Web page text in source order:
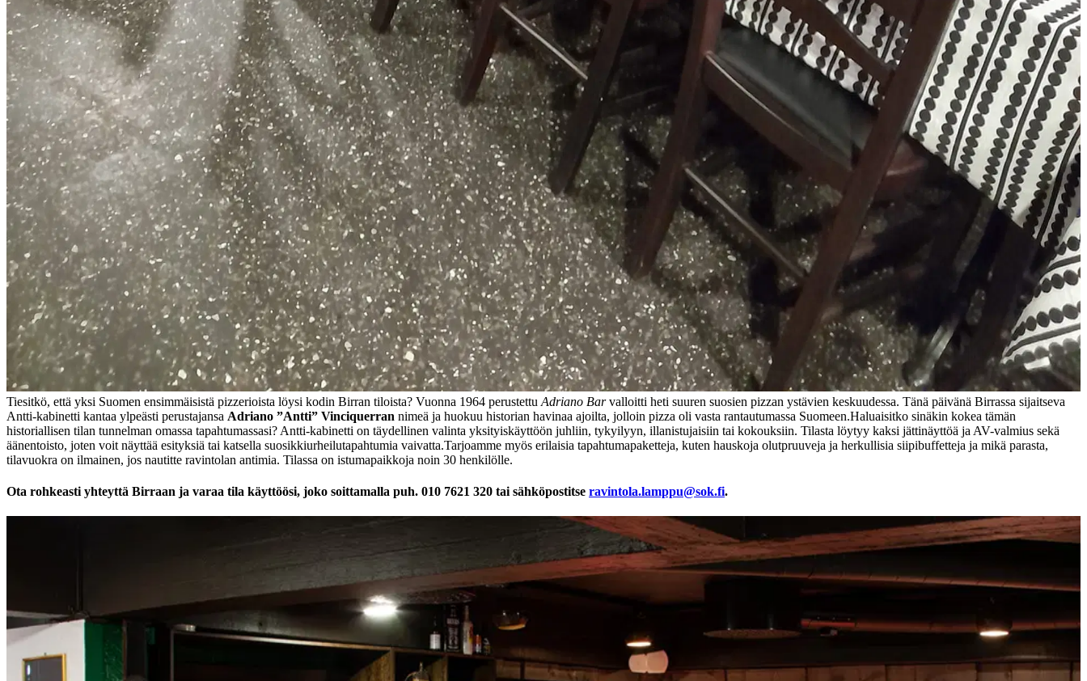
Tiesitkö, että yksi Suomen ensimmäisistä pizzerioista löysi kodin Birran tiloista? Vuonna 1964 perustettu Adriano Barvalloitti heti suuren suosien pizzan ystävien keskuudessa. Tänä päivänä Birrassa sijaitseva
Antti-kabinetti kantaa ylpeästi perustajansa Adriano ”Antti” Vinciquerran nimeä ja huokuu historian havinaa ajoilta, jolloin pizza oli vasta rantautumassa Suomeen.Haluaisitko sinäkin kokea tämän
historiallisen tilan tunnelman omassa tapahtumassasi? Antti-kabinetti on täydellinen valinta yksityiskäyttöön juhliin, tykyilyyn, illanistujaisiin tai kokouksiin. Tilasta löytyy kaksi jättinäyttöä ja AV-valmius sekä
äänentoisto, joten voit näyttää esityksiä tai katsella suosikkiurheilutapahtumia vaivatta.Tarjoamme myös erilaisia tapahtumapaketteja, kuten hauskoja olutpruuveja ja herkullisia siipibuffetteja ja mikä parasta,
tilavuokra on ilmainen, jos nautitte ravintolan antimia. Tilassa on istumapaikkoja noin 30 henkilölle.
Ota rohkeasti yhteyttä Birraan ja varaa tila käyttöösi, joko soittamalla puh. 010 7621 320 tai sähköpostitse ravintola.lamppu@sok.fi.